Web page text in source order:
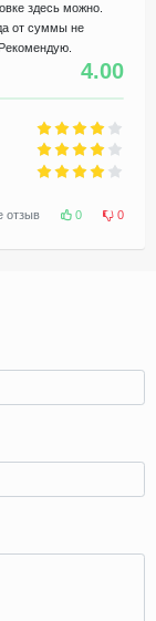
здесь можно.
от суммы не
4.00
отзыв 0 0